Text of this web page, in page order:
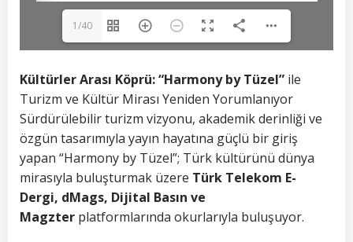
1/40
Kültürler Arası Köprü: “Harmony by Tüzel” ile
Turizm ve Kültür Mirası Yeniden Yorumlanıyor
Sürdürülebilir turizm vizyonu, akademik derinliği ve
özgün tasarımıyla yayın hayatına güçlü bir giriş
yapan “Harmony by Tüzel”; Türk kültürünü dünya
mirasıyla buluşturmak üzere Türk Telekom E-
Dergi, dMags, Dijital Basın ve
Magzter platformlarında okurlarıyla buluşuyor.